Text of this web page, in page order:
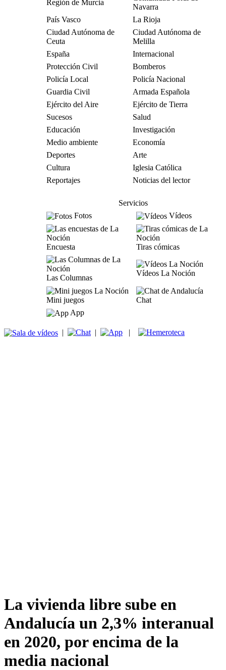
Región de Murcia
Navarra
País Vasco
La Rioja
Ciudad Autónoma de
Ceuta
Ciudad Autónoma de
Melilla
España
Internacional
Protección Civil
Bomberos
Policía Local
Policía Nacional
Guardia Civil
Armada Española
Ejército del Aire
Ejército de Tierra
Sucesos
Salud
Educación
Investigación
Medio ambiente
Economía
Deportes
Arte
Cultura
Iglesia Católica
Reportajes
Noticias del lector
Servicios
Fotos
Vídeos
Encuesta Tiras cómicas
Las Columnas
Vídeos La Noción
Mini juegos
Chat
App
| | |
La vivienda libre sube en
Andalucía un 2,3% interanual
en 2020, por encima de la
media nacional